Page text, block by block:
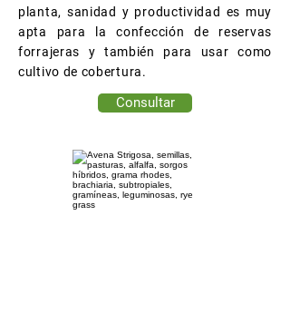
planta, sanidad y productividad es muy
apta para la confección de reservas
forrajeras y también para usar como
cultivo de cobertura.
Consultar